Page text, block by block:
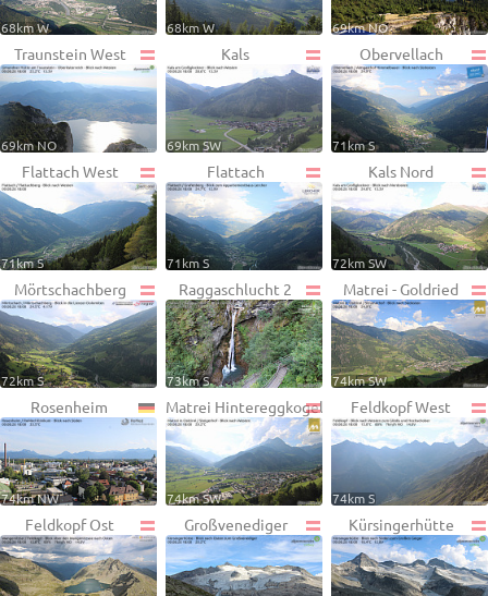
68km W 68km W 69km NO
Traunstein West
69km NO
Kals
69km SW
Obervellach
71km S
Flattach West
71km S
Flattach
71km S
Kals Nord
72km SW
Mörtschachberg
72km S
Raggaschlucht 2
73km S
Matrei - Goldried
74km SW
Rosenheim
74km NW
Matrei Hintereggkogel
74km SW
Feldkopf West
74km S
Feldkopf Ost Großvenediger Kürsingerhütte